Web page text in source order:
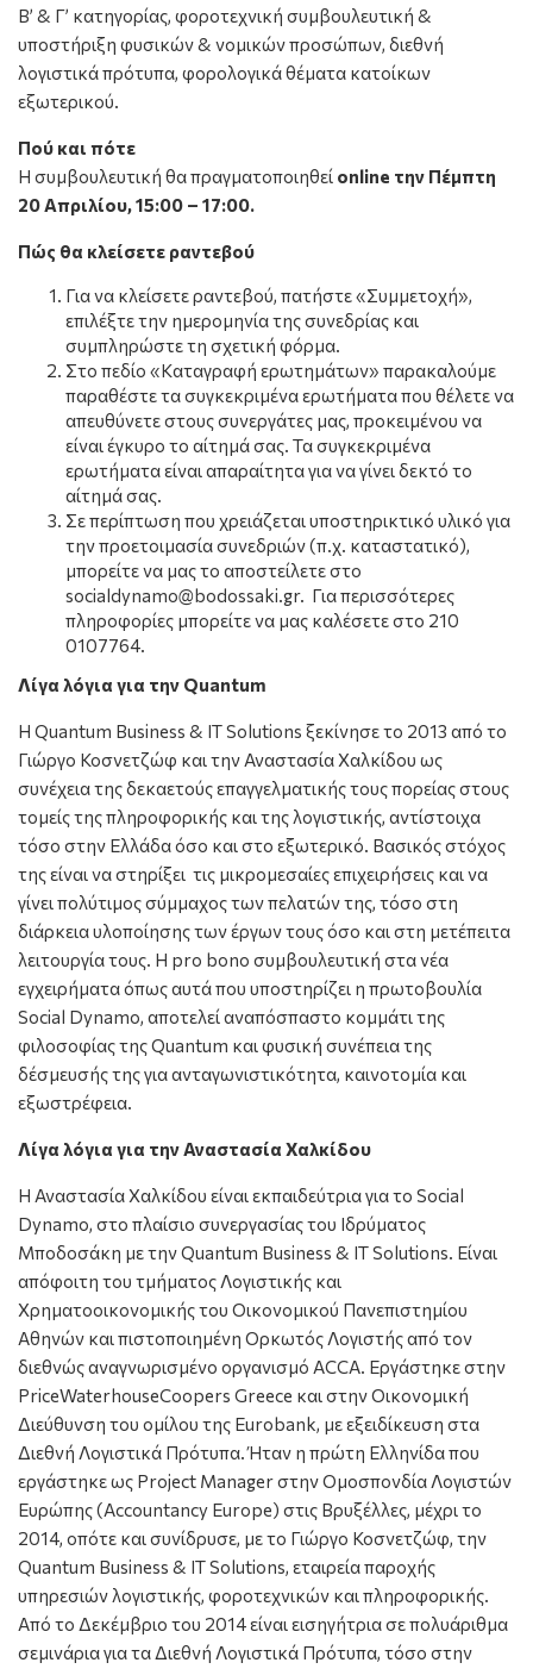
Β’ & Γ’ κατηγορίας, φοροτεχνική συμβουλευτική &
υποστήριξη φυσικών & νομικών προσώπων, διεθνή
λογιστικά πρότυπα, φορολογικά θέματα κατοίκων
εξωτερικού.
Πού και πότε
Η συμβουλευτική θα πραγματοποιηθεί online την Πέμπτη
20 Απριλίου, 15:00 – 17:00.
Πώς θα κλείσετε ραντεβού
Για να κλείσετε ραντεβού, πατήστε «Συμμετοχή»,
επιλέξτε την ημερομηνία της συνεδρίας και
συμπληρώστε τη σχετική φόρμα.
Στο πεδίο «Καταγραφή ερωτημάτων» παρακαλούμε
παραθέστε τα συγκεκριμένα ερωτήματα που θέλετε να
απευθύνετε στους συνεργάτες μας, προκειμένου να
είναι έγκυρο το αίτημά σας. Τα συγκεκριμένα
ερωτήματα είναι απαραίτητα για να γίνει δεκτό το
αίτημά σας.
Σε περίπτωση που χρειάζεται υποστηρικτικό υλικό για
την προετοιμασία συνεδριών (π.χ. καταστατικό),
μπορείτε να μας το αποστείλετε στο
socialdynamo@bodossaki.gr. Για περισσότερες
πληροφορίες μπορείτε να μας καλέσετε στο 210
0107764.
Λίγα λόγια για την Quantum
Η Quantum Business & IT Solutions ξεκίνησε το 2013 από το
Γιώργο Κοσνετζώφ και την Αναστασία Χαλκίδου ως
συνέχεια της δεκαετούς επαγγελματικής τους πορείας στους
τομείς της πληροφορικής και της λογιστικής, αντίστοιχα
τόσο στην Ελλάδα όσο και στο εξωτερικό. Βασικός στόχος
της είναι να στηρίξει τις μικρομεσαίες επιχειρήσεις και να
γίνει πολύτιμος σύμμαχος των πελατών της, τόσο στη
διάρκεια υλοποίησης των έργων τους όσο και στη μετέπειτα
λειτουργία τους. Η pro bono συμβουλευτική στα νέα
εγχειρήματα όπως αυτά που υποστηρίζει η πρωτοβουλία
Social Dynamo, αποτελεί αναπόσπαστο κομμάτι της
φιλοσοφίας της Quantum και φυσική συνέπεια της
δέσμευσής της για ανταγωνιστικότητα, καινοτομία και
εξωστρέφεια.
Λίγα λόγια για την Αναστασία Χαλκίδου
Η Αναστασία Χαλκίδου είναι εκπαιδεύτρια για το Social
Dynamo, στο πλαίσιο συνεργασίας του Ιδρύματος
Μποδοσάκη με την Quantum Business & IT Solutions. Eίναι
απόφοιτη του τμήματος Λογιστικής και
Χρηματοοικονομικής του Οικονομικού Πανεπιστημίου
Αθηνών και πιστοποιημένη Ορκωτός Λογιστής από τον
διεθνώς αναγνωρισμένο οργανισμό ACCA. Εργάστηκε στην
PriceWaterhouseCoopers Greece και στην Οικονομική
Διεύθυνση του ομίλου της Eurobank, με εξειδίκευση στα
Διεθνή Λογιστικά Πρότυπα. Ήταν η πρώτη Ελληνίδα που
εργάστηκε ως Project Manager στην Ομοσπονδία Λογιστών
Ευρώπης (Accountancy Europe) στις Βρυξέλλες, μέχρι το
2014, οπότε και συνίδρυσε, με το Γιώργο Κοσνετζώφ, την
Quantum Business & IT Solutions, εταιρεία παροχής
υπηρεσιών λογιστικής, φοροτεχνικών και πληροφορικής.
Από το Δεκέμβριο του 2014 είναι εισηγήτρια σε πολυάριθμα
σεμινάρια για τα Διεθνή Λογιστικά Πρότυπα, τόσο στην